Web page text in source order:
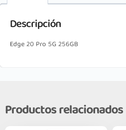
Descripción
Edge 20 Pro 5G 256GB
Productos relacionados